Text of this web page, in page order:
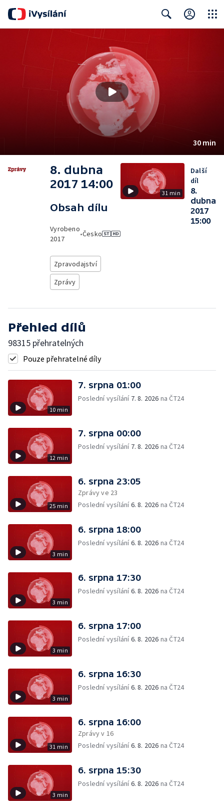
30 min
8. dubna
2017 14:00
Obsah dílu
Vyrobeno
2017
•Česko
Zpravodajství
Zprávy
31 min
Další
díl
8.
dubna
2017
15:00
Přehled dílů
98315 přehratelných
Pouze přehratelné díly
10 min
7. srpna 01:00
Poslední vysílání 7. 8. 2026 na ČT24
12 min
7. srpna 00:00
Poslední vysílání 7. 8. 2026 na ČT24
25 min
6. srpna 23:05
Zprávy ve 23
Poslední vysílání6. 8. 2026 na ČT24
3 min
6. srpna 18:00
Poslední vysílání6. 8. 2026 na ČT24
3 min
6. srpna 17:30
Poslední vysílání6. 8. 2026 na ČT24
3 min
6. srpna 17:00
Poslední vysílání6. 8. 2026 na ČT24
3 min
6. srpna 16:30
Poslední vysílání6. 8. 2026 na ČT24
31 min
6. srpna 16:00
Zprávy v 16
Poslední vysílání6. 8. 2026 na ČT24
3 min
6. srpna 15:30
Poslední vysílání6. 8. 2026 na ČT24